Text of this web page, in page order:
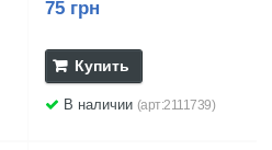
75 грн
Купить
В наличии (арт:2111739)